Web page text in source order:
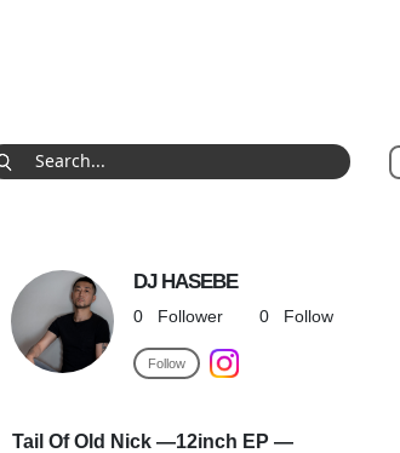
DJ HASEBE
0 Follower 0 Follow
Follow
Tail Of Old Nick ―12inch EP ―